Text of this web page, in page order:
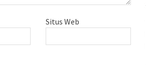
Situs Web